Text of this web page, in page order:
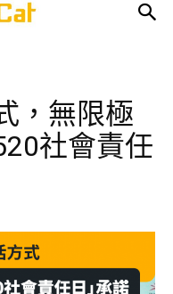
，無限極
社會責任